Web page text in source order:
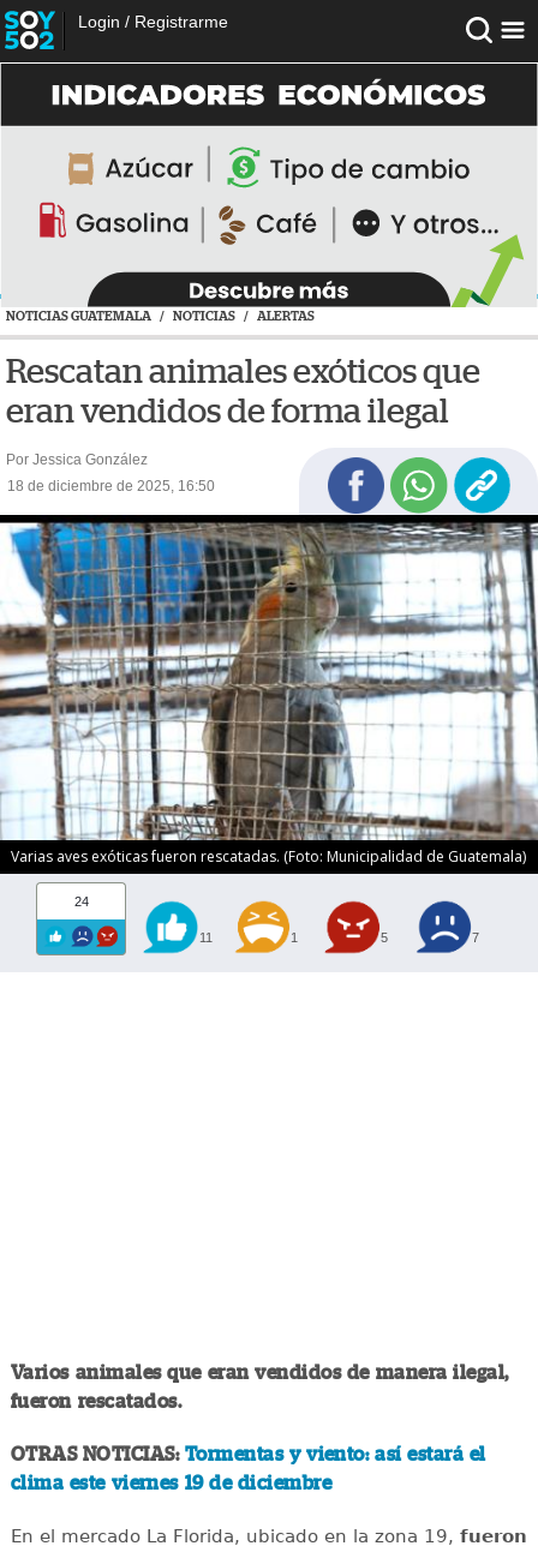
Login / Registrarme
NOTICIAS GUATEMALA / NOTICIAS / ALERTAS
Rescatan animales exóticos que
eran vendidos de forma ilegal
Por Jessica González
18 de diciembre de 2025, 16:50
Varias aves exóticas fueron rescatadas. (Foto: Municipalidad de Guatemala)
24
11 1 5 7
Varios animales que eran vendidos de manera ilegal,
fueron rescatados.
OTRAS NOTICIAS: Tormentas y viento: así estará el
clima este viernes 19 de diciembre
En el mercado La Florida, ubicado en la zona 19, fueron